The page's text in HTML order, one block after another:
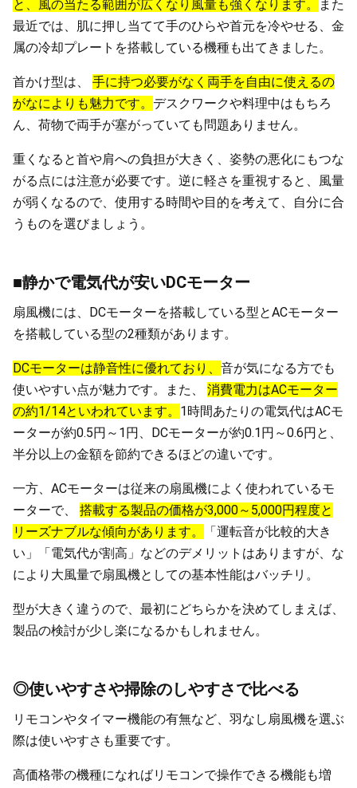
と、風の当たる範囲が広くなり風量も強くなります。
また
最近では、肌に押し当てて手のひらや首元を冷やせる、金
属の冷却プレートを搭載している機種も出てきました。
首かけ型は、 手に持つ必要がなく両手を自由に使えるの
がなによりも魅力です。 デスクワークや料理中はもちろ
ん、荷物で両手が塞がっていても問題ありません。
重くなると首や肩への負担が大きく、姿勢の悪化にもつな
がる点には注意が必要です。逆に軽さを重視すると、風量
が弱くなるので、使用する時間や目的を考えて、自分に合
うものを選びましょう。
■静かで電気代が安いDCモーター
扇風機には、DCモーターを搭載している型とACモーター
を搭載している型の2種類があります。
DCモーターは静音性に優れており、 音が気になる方でも
使いやすい点が魅力です。また、 消費電力はACモーター
の約1/14といわれています。 1時間あたりの電気代はACモ
ーターが約0.5円～1円、DCモーターが約0.1円～0.6円と、
半分以上の金額を節約できるほどの違いです。
一方、ACモーターは従来の扇風機によく使われているモ
ーターで、 搭載する製品の価格が3,000～5,000円程度と
リーズナブルな傾向があります。
「運転音が比較的大き
い」「電気代が割高」などのデメリットはありますが、な
により大風量で扇風機としての基本性能はバッチリ。
型が大きく違うので、最初にどちらかを決めてしまえば、
製品の検討が少し楽になるかもしれません。
◎使いやすさや掃除のしやすさで比べる
リモコンやタイマー機能の有無など、羽なし扇風機を選ぶ
際は使いやすさも重要です。
高価格帯の機種になればリモコンで操作できる機能も増